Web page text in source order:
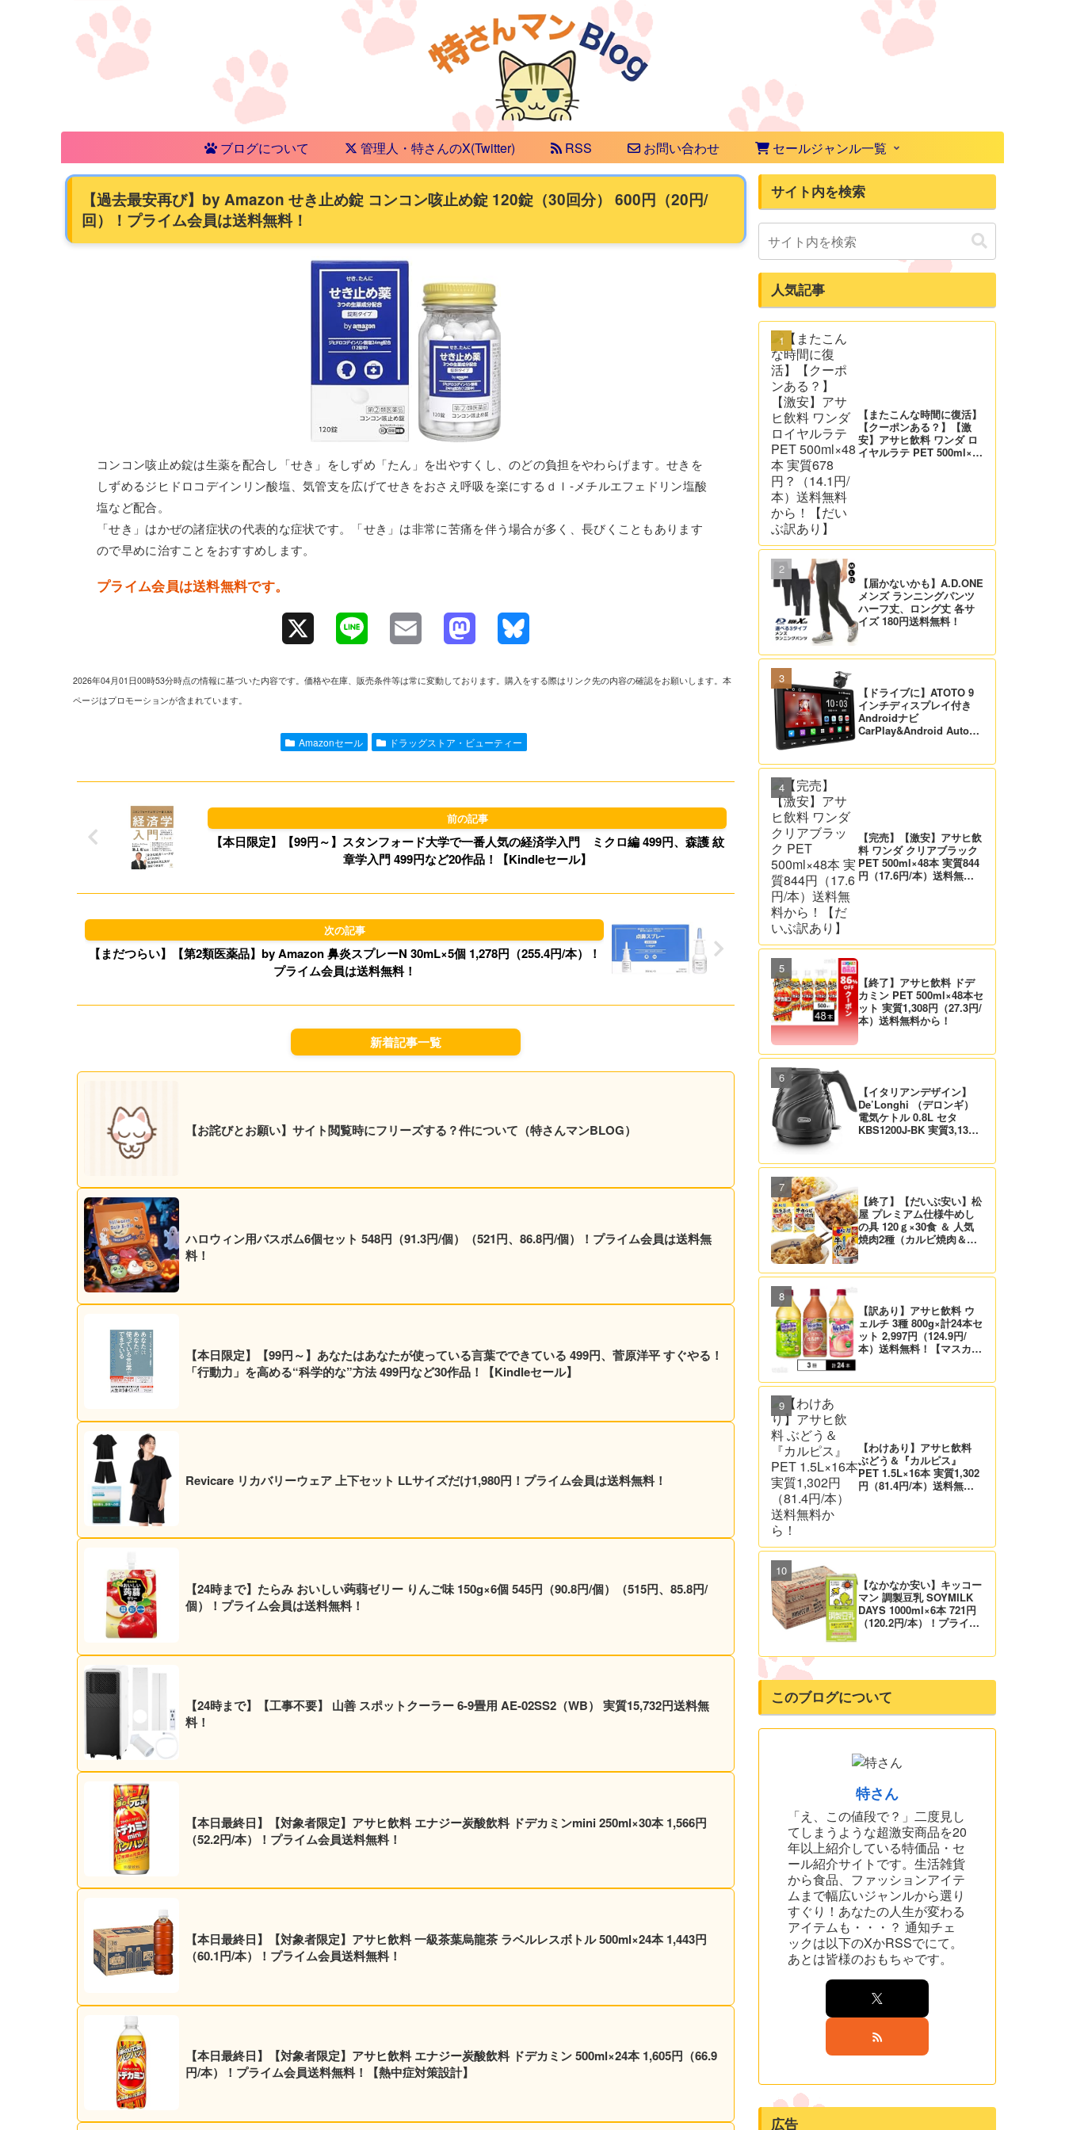
ブログについて 管理人・特さんのX(Twitter) RSS お問い合わせ セールジャンル一覧
【過去最安再び】by Amazon せき止め錠 コンコン咳止め錠 120錠（30回分） 600円（20円/
回）！プライム会員は送料無料！
コンコン咳止め錠は生薬を配合し「せき」をしずめ「たん」を出やすくし、のどの負担をやわらげます。せきを
しずめるジヒドロコデインリン酸塩、気管支を広げてせきをおさえ呼吸を楽にするｄｌ-メチルエフェドリン塩酸
塩など配合。
「せき」はかぜの諸症状の代表的な症状です。「せき」は非常に苦痛を伴う場合が多く、長びくこともあります
ので早めに治すことをおすすめします。
プライム会員は送料無料です。
l o
d
o
n
k
2026年04月01日00時53分時点の情報に基づいた内容です。価格や在庫、販売条件等は常に変動しております。購入をする際はリンク先の内容の確認をお願いします。本
ページはプロモーションが含まれています。
Amazonセール ドラッグストア・ビューティー
【本日限定】【99円～】スタンフォード大学で一番人気の経済学入門 ミクロ編 499円、森護 紋
章学入門 499円など20作品！【Kindleセール】
【まだつらい】【第2類医薬品】by Amazon 鼻炎スプレーN 30mL×5個 1,278円（255.4円/本）！
プライム会員は送料無料！
新着記事一覧
【お詫びとお願い】サイト閲覧時にフリーズする？件について（特さんマンBLOG）
ハロウィン用バスボム6個セット 548円（91.3円/個）（521円、86.8円/個）！プライム会員は送料無
料！
【本日限定】【99円～】あなたはあなたが使っている言葉でできている 499円、菅原洋平 すぐやる！
「行動力」を高める“科学的な”方法 499円など30作品！【Kindleセール】
Revicare リカバリーウェア 上下セット LLサイズだけ1,980円！プライム会員は送料無料！
【24時まで】たらみ おいしい蒟蒻ゼリー りんご味 150g×6個 545円（90.8円/個）（515円、85.8円/
個）！プライム会員は送料無料！
【24時まで】【工事不要】 山善 スポットクーラー 6-9畳用 AE-02SS2（WB） 実質15,732円送料無
料！
【本日最終日】【対象者限定】アサヒ飲料 エナジー炭酸飲料 ドデカミンmini 250ml×30本 1,566円
（52.2円/本）！プライム会員送料無料！
【本日最終日】【対象者限定】アサヒ飲料 一級茶葉烏龍茶 ラベルレスボトル 500ml×24本 1,443円
（60.1円/本）！プライム会員送料無料！
【本日最終日】【対象者限定】アサヒ飲料 エナジー炭酸飲料 ドデカミン 500ml×24本 1,605円（66.9
円/本）！プライム会員送料無料！【熱中症対策設計】
サイト内を検索
人気記事
【またこんな時間に復活】
【クーポンある？】【激
安】アサヒ飲料 ワンダ ロ
イヤルラテ PET 500ml×48
【届かないかも】A.D.ONE
メンズ ランニングパンツ
ハーフ丈、ロング丈 各サ
イズ 180円送料無料！
【ドライブに】ATOTO 9
インチディスプレイ付き
Androidナビ
CarPlay&Android Auto対
【完売】【激安】アサヒ飲
料 ワンダ クリアブラック
PET 500ml×48本 実質844
円（17.6円/本）送料無料
【終了】アサヒ飲料 ドデ
カミン PET 500ml×48本セ
ット 実質1,308円（27.3円/
本）送料無料から！
【イタリアンデザイン】
De’Longhi （デロンギ）
電気ケトル 0.8L セタ
KBS1200J-BK 実質3,132
【終了】【だいぶ安い】松
屋 プレミアム仕様牛めし
の具 120ｇ×30食 ＆ 人気
焼肉2種（カルビ焼肉＆生
料！
【訳あり】アサヒ飲料 ウ
ェルチ 3種 800g×計24本セ
ット 2,997円（124.9円/
本）送料無料！【マスカッ
【わけあり】アサヒ飲料
ぶどう＆『カルピス』
PET 1.5L×16本 実質1,302
円（81.4円/本）送料無料
【なかなか安い】キッコー
マン 調製豆乳 SOYMILK
DAYS 1000ml×6本 721円
（120.2円/本）！プライム
このブログについて
特さん
「え、この値段で？」二度見し
てしまうような超激安商品を20
年以上紹介している特価品・セ
ール紹介サイトです。生活雑貨
から食品、ファッションアイテ
ムまで幅広いジャンルから選り
すぐり！あなたの人生が変わる
アイテムも・・・？ 通知チェ
ックは以下のXかRSSでにて。
あとは皆様のおもちゃです。
広告